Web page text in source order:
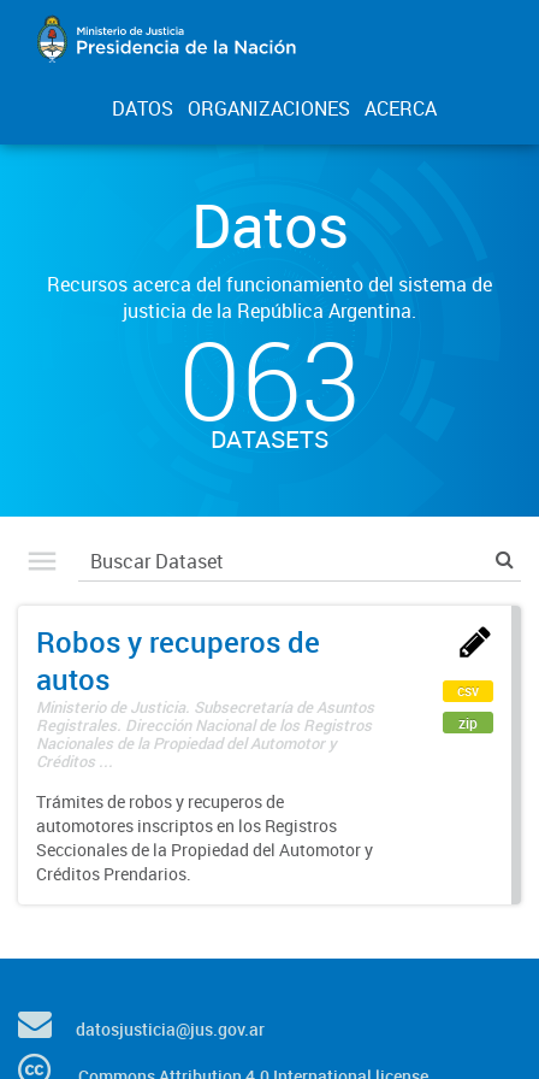
DATOS ORGANIZACIONES ACERCA
Datos
Recursos acerca del funcionamiento del sistema de
justicia de la República Argentina.
063
DATASETS
Robos y recuperos de
autos
Ministerio de Justicia. Subsecretaría de Asuntos
Registrales. Dirección Nacional de los Registros
Nacionales de la Propiedad del Automotor y
Créditos ...
Trámites de robos y recuperos de
automotores inscriptos en los Registros
Seccionales de la Propiedad del Automotor y
Créditos Prendarios.
csv
zip
datosjusticia@jus.gov.ar